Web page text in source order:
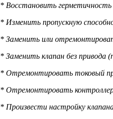
* Восстановить герметичность
* Изменить пропускную
* Заменить или
* Заменить клапан без привода
* Отремонтировать токовый
* Отремонтировать
* Произвести настройку